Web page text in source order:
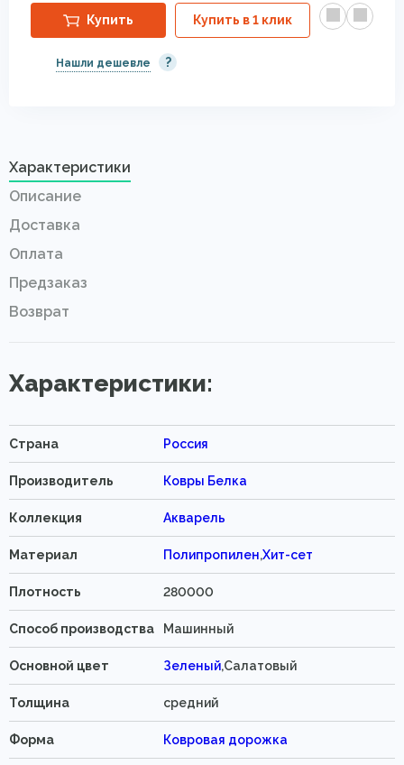
Купить Купить в 1 клик
Нашли дешевле ?
Характеристики
Описание
Доставка
Оплата
Предзаказ
Возврат
Характеристики:
Страна Россия
Производитель Ковры Белка
Коллекция Акварель
Материал Полипропилен,Хит-сет
Плотность 280000
Способ производства Машинный
Основной цвет Зеленый,Салатовый
Толщина средний
Форма Ковровая дорожка